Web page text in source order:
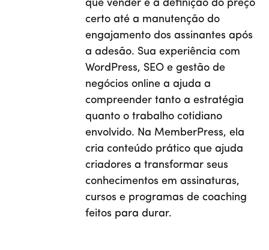
que vender e a definição do preço
certo até a manutenção do
engajamento dos assinantes após
a adesão. Sua experiência com
WordPress, SEO e gestão de
negócios online a ajuda a
compreender tanto a estratégia
quanto o trabalho cotidiano
envolvido. Na MemberPress, ela
cria conteúdo prático que ajuda
criadores a transformar seus
conhecimentos em assinaturas,
cursos e programas de coaching
feitos para durar.